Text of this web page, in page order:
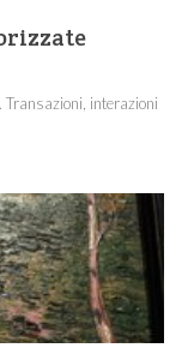
interazioni